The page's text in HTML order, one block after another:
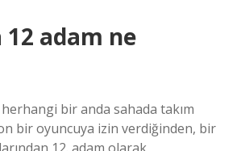
adam ne
bir anda sahada takım
bir oyuncuya izin verdiğinden, bir